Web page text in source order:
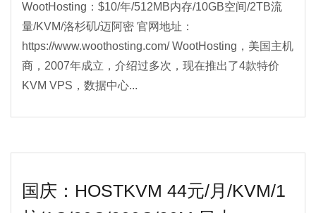
WootHosting：$10/年/512MB内存/10GB空间/2TB流
量/KVM/洛杉矶/迈阿密 官网地址：
https://www.woothosting.com/ WootHosting，美国主机
商，2007年成立，介绍过多次，现在推出了4款特价
KVM VPS，数据中心...
国庆：HOSTKVM 44元/月/KVM/1